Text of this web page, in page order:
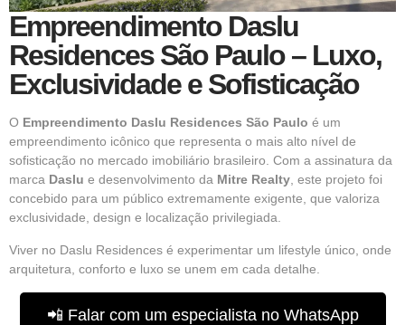
Empreendimento Daslu
Residences São Paulo – Luxo,
Exclusividade e Sofisticação
O Empreendimento Daslu Residences São Paulo é um
empreendimento icônico que representa o mais alto nível de
sofisticação no mercado imobiliário brasileiro. Com a assinatura da
marca Daslu e desenvolvimento da Mitre Realty, este projeto foi
concebido para um público extremamente exigente, que valoriza
exclusividade, design e localização privilegiada.
Viver no Daslu Residences é experimentar um lifestyle único, onde
arquitetura, conforto e luxo se unem em cada detalhe.
📲 Falar com um especialista no WhatsApp